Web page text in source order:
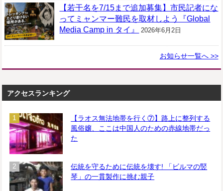
【若干名を7/15まで追加募集】市民記者にな
ってミャンマー難民を取材しよう『Global
Media Camp in タイ』
2026年6月2日
お知らせ一覧へ >>
アクセスランキング
【ラオス無法地帯を行く⑦】路上に整列する
風俗嬢、ここは中国人のための赤線地帯だっ
た
伝統を守るために伝統を壊す! 「ビルマの竪
琴」の一貫製作に挑む親子